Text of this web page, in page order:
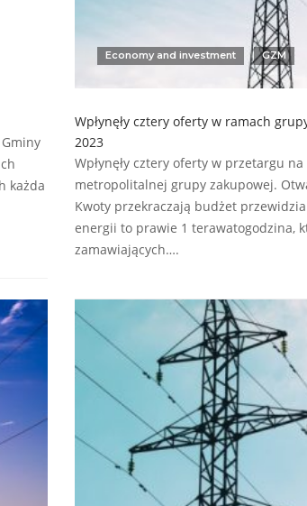
każda
Economy and investment GZM
Wpłynęły cztery oferty w ramach
2023
Wpłynęły cztery oferty w przetargu
metropolitalnej grupy zakupowej.
Kwoty przekraczają budżet
energii to prawie 1 terawatogodzina,
zamawiających….